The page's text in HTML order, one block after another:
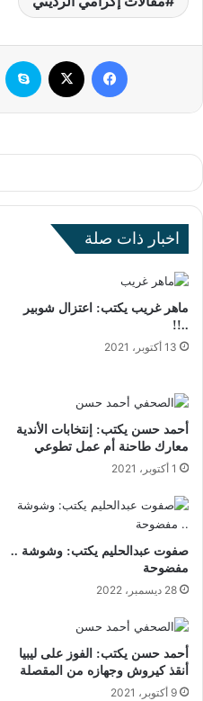
فيسبوك
اخبار ذات صلة
ماهر غريب يكتب: اعتزال شوبير
..!!
13 أكتوبر، 2021
أحمد حسن يكتب: إنتخابات الأندية
معارك طاحنة أم عمل تطوعي
1 أكتوبر، 2021
صفوت عبدالحليم يكتب: وشوشة ..
مفضوحة
28 ديسمبر، 2022
أحمد حسن يكتب: الفوز على ليبيا
أنقذ كيروش وجهازه من المقصلة
9 أكتوبر، 2021